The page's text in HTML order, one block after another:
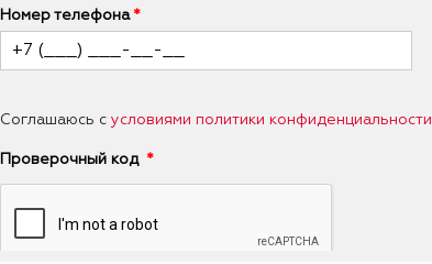
Номер телефона
Соглашаюсь с условиями политики конфиденциальности
Проверочный код